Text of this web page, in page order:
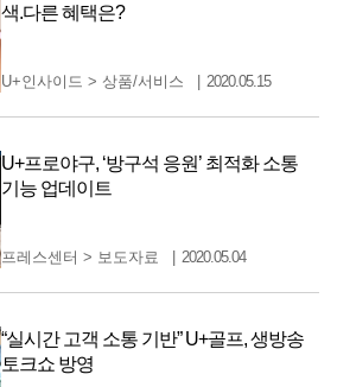
색.다른 혜택은?
U+인사이드 >상품/서비스 2020.05.15
U+프로야구, ‘방구석 응원’ 최적화 소통
기능 업데이트
프레스센터 > 보도자료 2020.05.04
“실시간 고객 소통 기반” U+골프, 생방송
토크쇼 방영